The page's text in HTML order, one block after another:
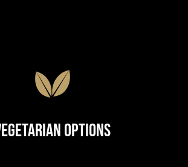
Options